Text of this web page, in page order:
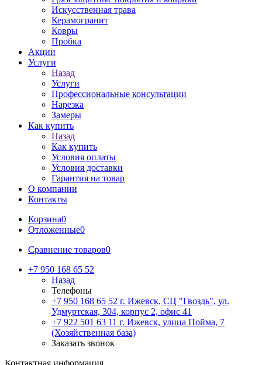
Искусственная трава
Керамогранит
Ковры
Пробка
Акции
Услуги
Назад
Услуги
Профессиональные консультации
Нарезка
Замеры
Как купить
Назад
Как купить
Условия оплаты
Условия доставки
Гарантия на товар
О компании
Контакты
Корзина0
Отложенные0
Сравнение товаров0
+7 950 168 65 52
Назад
Телефоны
+7 950 168 65 52 г. Ижевск, СЦ "Гвоздь", ул.
Удмуртская, 304, корпус 2, офис 41
+7 922 501 63 11 г. Ижевск, улица Пойма, 7
(Хозяйственная база)
Заказать звонок
Контактная информация